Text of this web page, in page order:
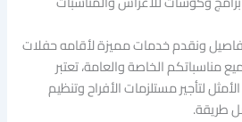
ونقدم خدمات مميزة لأقامه حفلات
مناسباتكم الخاصة والعامة، تعتبر
لتأجير مستلزمات الأفراح وتنظيم
طريقة.